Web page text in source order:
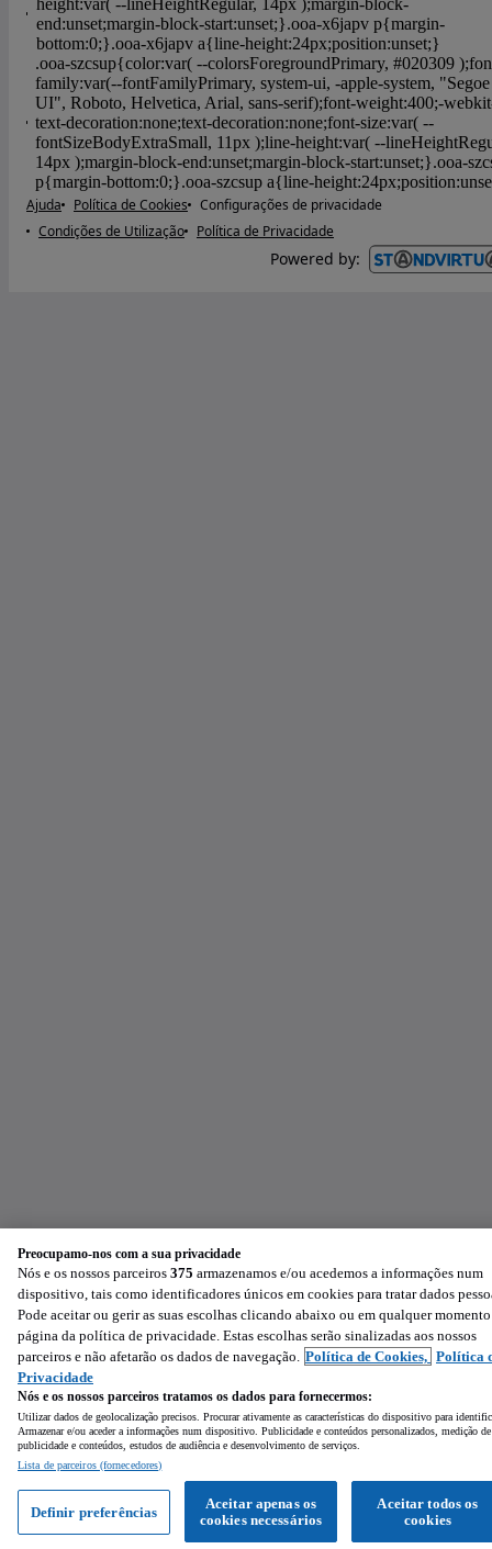
Ajuda Política de Cookies
Configurações de privacidade
Condições de Utilização
Política de Privacidade
Powered by:
Preocupamo-nos com a sua privacidade
Nós e os nossos parceiros 375 armazenamos e/ou acedemos a informações num
dispositivo, tais como identificadores únicos em cookies para tratar dados
Pode aceitar ou gerir as suas escolhas clicando abaixo ou em qualquer
página da política de privacidade. Estas escolhas serão sinalizadas aos nossos
parceiros e não afetarão os dados de navegação. Política de Cookies, Política
Privacidade
Nós e os nossos parceiros tratamos os dados para fornecermos:
Utilizar dados de geolocalização precisos. Procurar ativamente as características do dispositivo para
Armazenar e/ou aceder a informações num dispositivo. Publicidade e conteúdos personalizados, medição de
publicidade e conteúdos, estudos de audiência e desenvolvimento de serviços.
Lista de parceiros (fornecedores)
Aceitar todos os
cookies
Aceitar apenas os
cookies necessários
Definir preferências